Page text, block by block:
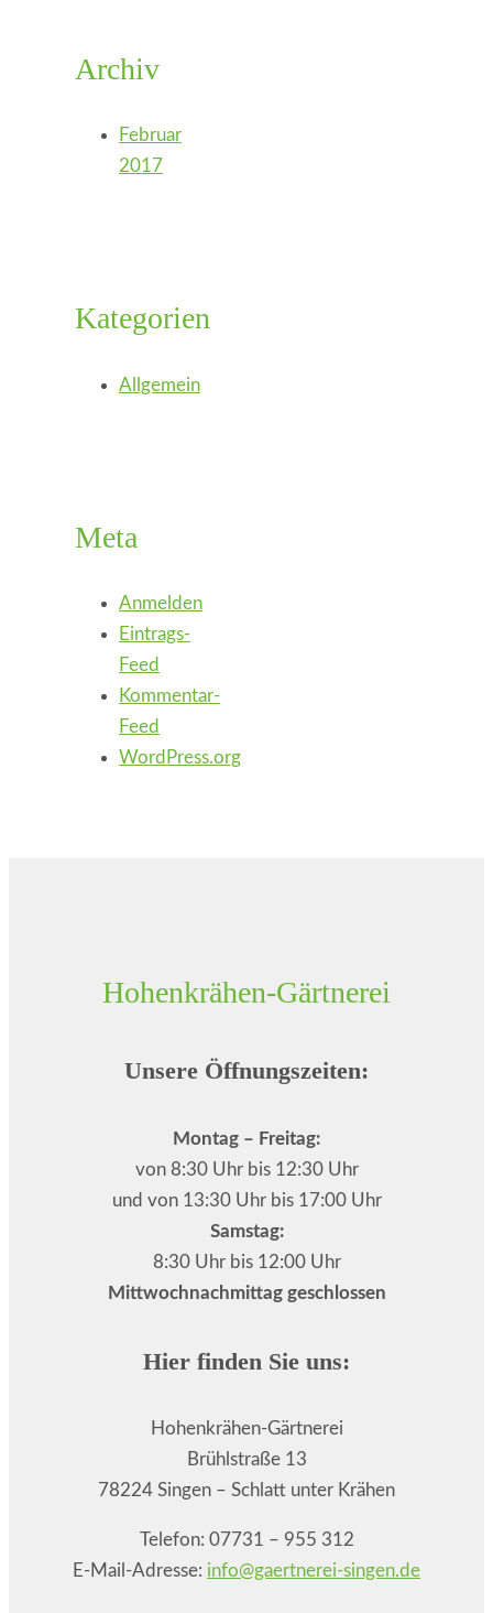
Archiv
Februar
2017
Kategorien
Allgemein
Meta
Anmelden
Eintrags-
Feed
Kommentar-
Feed
WordPress.org
Hohenkrähen-Gärtnerei
Unsere Öffnungszeiten:
Montag – Freitag:
von 8:30 Uhr bis 12:30 Uhr
und von 13:30 Uhr bis 17:00 Uhr
Samstag:
8:30 Uhr bis 12:00 Uhr
Mittwochnachmittag geschlossen
Hier finden Sie uns:
Hohenkrähen-Gärtnerei
Brühlstraße 13
78224 Singen – Schlatt unter Krähen
Telefon: 07731 – 955 312
E-Mail-Adresse: info@gaertnerei-singen.de